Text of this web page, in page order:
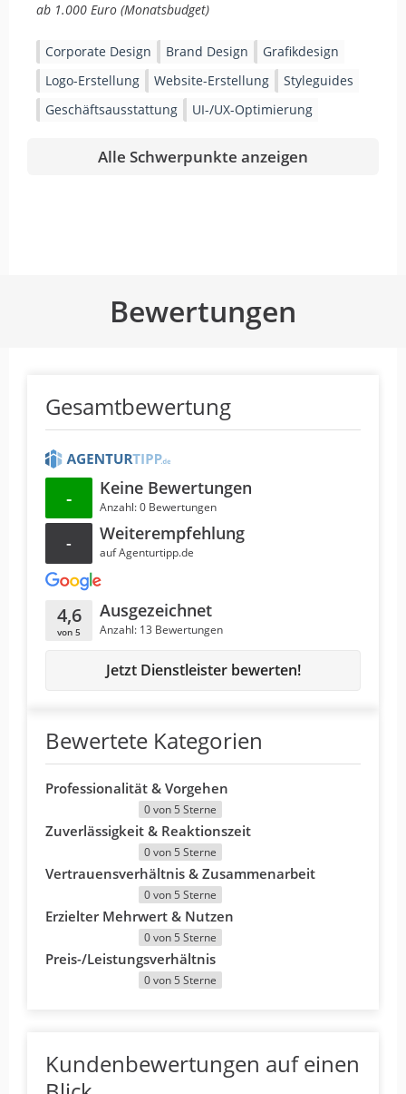
ab 1.000 Euro (Monatsbudget)
Corporate Design Brand Design
Grafikdesign
Logo-Erstellung
Website-Erstellung
Styleguides
Geschäftsausstattung
UI-/UX-Optimierung
Alle Schwerpunkte anzeigen
Bewertungen
Bewertete Kategorien
Professionalität & Vorgehen
0 von 5 Sterne
Zuverlässigkeit & Reaktionszeit
0 von 5 Sterne
Vertrauensverhältnis & Zusammenarbeit
0 von 5 Sterne
Erzielter Mehrwert & Nutzen
0 von 5 Sterne
Preis-/Leistungsverhältnis
0 von 5 Sterne
Gesamtbewertung
- Keine Bewertungen
Anzahl: 0 Bewertungen
- Weiterempfehlung
auf Agenturtipp.de
4,6
von 5
Ausgezeichnet
Anzahl: 13 Bewertungen
Jetzt Dienstleister bewerten!
Kundenbewertungen auf einen